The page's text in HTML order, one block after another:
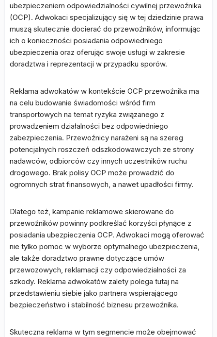
ubezpieczeniem odpowiedzialności cywilnej przewoźnika
(OCP). Adwokaci specjalizujący się w tej dziedzinie prawa
muszą skutecznie docierać do przewoźników, informując
ich o konieczności posiadania odpowiedniego
ubezpieczenia oraz oferując swoje usługi w zakresie
doradztwa i reprezentacji w przypadku sporów.
Reklama adwokatów w kontekście OCP przewoźnika ma
na celu budowanie świadomości wśród firm
transportowych na temat ryzyka związanego z
prowadzeniem działalności bez odpowiedniego
zabezpieczenia. Przewoźnicy narażeni są na szereg
potencjalnych roszczeń odszkodowawczych ze strony
nadawców, odbiorców czy innych uczestników ruchu
drogowego. Brak polisy OCP może prowadzić do
ogromnych strat finansowych, a nawet upadłości firmy.
Dlatego też, kampanie reklamowe skierowane do
przewoźników powinny podkreślać korzyści płynące z
posiadania ubezpieczenia OCP. Adwokaci mogą oferować
nie tylko pomoc w wyborze optymalnego ubezpieczenia,
ale także doradztwo prawne dotyczące umów
przewozowych, reklamacji czy odpowiedzialności za
szkody. Reklama adwokatów zalety polega tutaj na
przedstawieniu siebie jako partnera wspierającego
bezpieczeństwo i stabilność biznesu przewoźnika.
Skuteczna reklama w tym segmencie może obejmować